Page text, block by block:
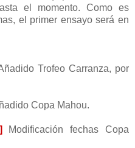
el momento. Como es
el primer ensayo será en
Trofeo Carranza, por
Copa Mahou.
Modificación fechas Copa